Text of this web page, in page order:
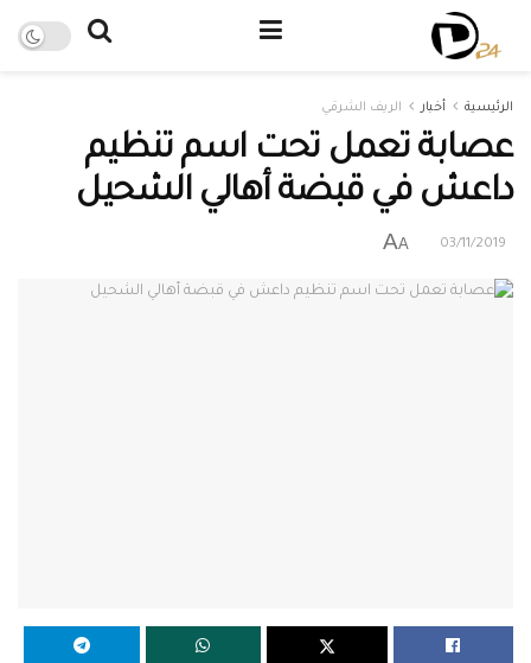
الرئيسية أخبار الريف الشرقي
عصابة تعمل تحت اسم تنظيم
داعش في قبضة أهالي الشحيل
03/11/2019
A
A